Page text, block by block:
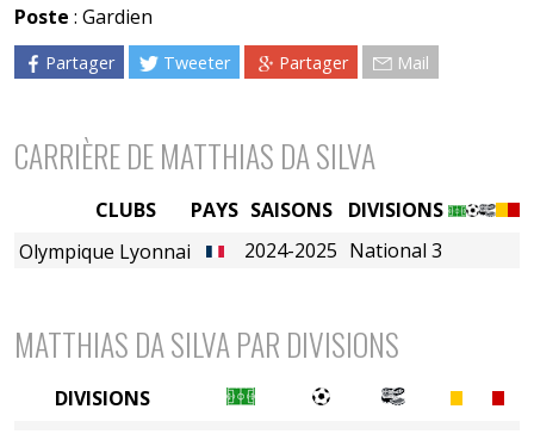
Poste : Gardien
Partager Tweeter Partager Mail
CARRIÈRE DE MATTHIAS DA SILVA
PAYS SAISONS
DIVISIONS
2024-2025 National 3
CLUBS
Olympique Lyonnais (B)
MATTHIAS DA SILVA PAR DIVISIONS
DIVISIONS